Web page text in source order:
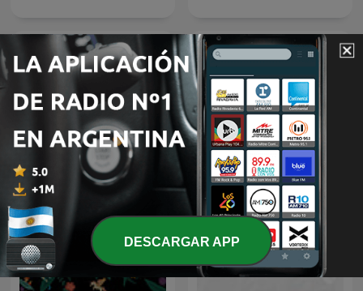
Panda Show -Disco Panda
Intergaláctico
LOS COMICOS
AMBULANTES
DESCARGAR APP